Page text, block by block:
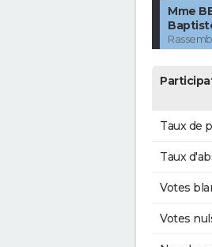
Mme
Taux de
Taux
Votes
Votes